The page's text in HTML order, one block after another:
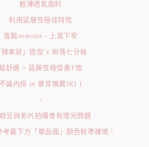
輕薄透氣面料
利用延展性極佳特性
寬鬆oversize - 上寬下窄
微傘狀」造型 x 俐落七分袖
舒適 + 延展性極佳素T恤
不論內搭 or 單穿推薦NO.1
/
豆與影片拍攝會有燈光問題
考最下方「單品圖」顏色較準確唷 !